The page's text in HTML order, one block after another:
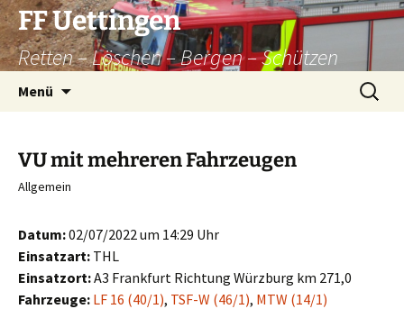
Zum
Inhalt
springen
FF Uettingen
Retten – Löschen – Bergen – Schützen
Menü
Suchen
nach:
VU mit mehreren Fahrzeugen
Allgemein
Datum:02/07/2022 um 14:29 Uhr
Einsatzart: THL
Einsatzort:A3 Frankfurt Richtung Würzburg km 271,0
Fahrzeuge: LF 16 (40/1), TSF-W (46/1), MTW (14/1)